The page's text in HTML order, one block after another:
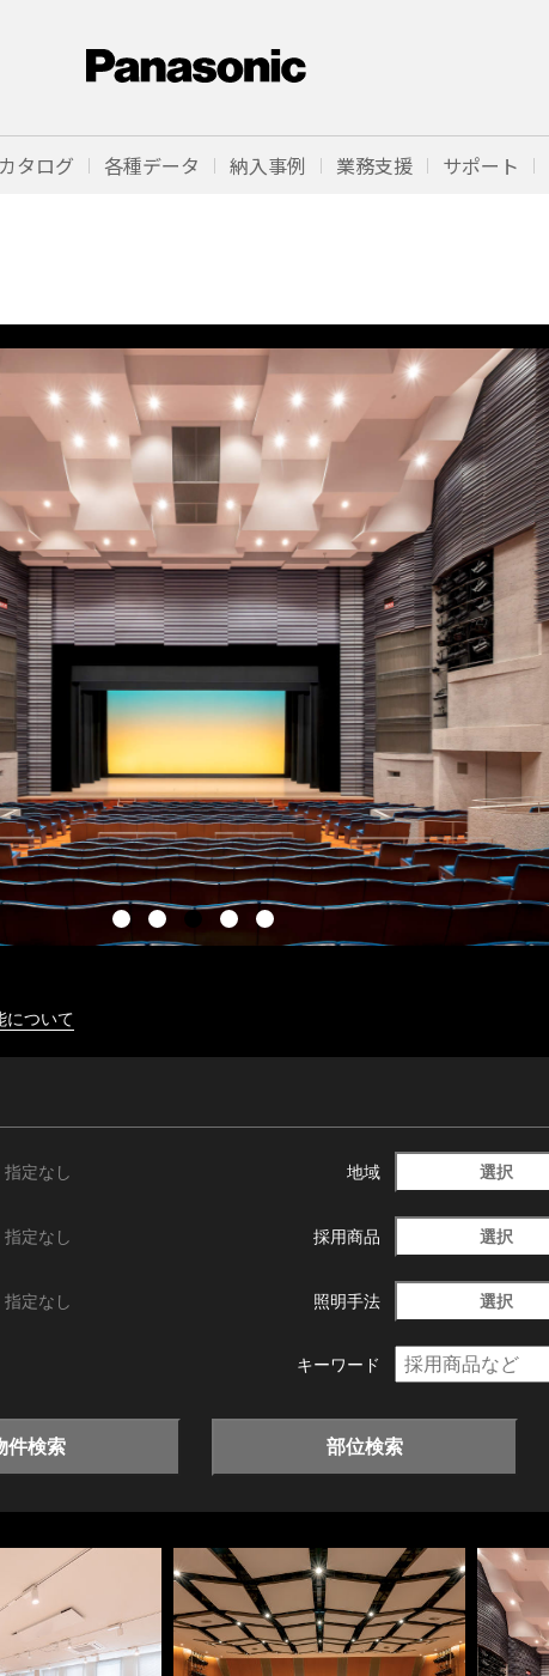
カタログ 各種データ 納入事例 業務支援 サポート
について
指定なし 地域 選択
指定なし 採用商品 選択
指定なし 照明手法 選択
キーワード
件検索 部位検索